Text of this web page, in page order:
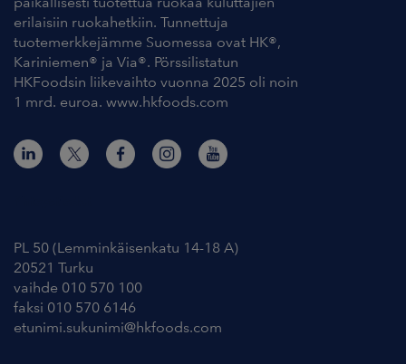
erilaisiin ruokahetkiin. Tunnettuja
tuotemerkkejämme Suomessa ovat HK®,
Kariniemen® ja Via®. Pörssilistatun
HKFoodsin liikevaihto vuonna 2025 oli noin
1 mrd. euroa. www.hkfoods.com
PL 50 (Lemminkäisenkatu 14-18 A)
20521 Turku
vaihde 010 570 100
faksi 010 570 6146
etunimi.sukunimi@hkfoods.com